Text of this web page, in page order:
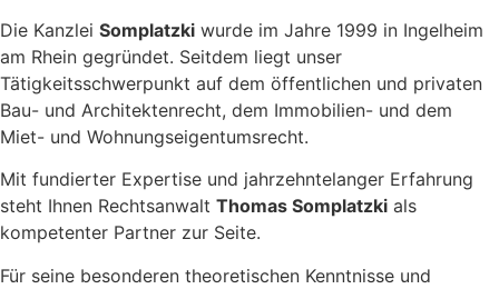
Die Kanzlei Somplatzki wurde im Jahre 1999 in Ingelheim
am Rhein gegründet. Seitdem liegt unser
Tätigkeitsschwerpunkt auf dem öffentlichen und privaten
Bau- und Architektenrecht, dem Immobilien- und dem
Miet- und Wohnungseigentumsrecht.
Mit fundierter Expertise und jahrzehntelanger Erfahrung
steht Ihnen Rechtsanwalt Thomas Somplatzki als
kompetenter Partner zur Seite.
Für seine besonderen theoretischen Kenntnisse und